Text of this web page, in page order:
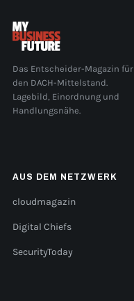
Das Entscheider-Magazin für
den DACH-Mittelstand.
Lagebild, Einordnung und
Handlungsnähe.
AUS DEM NETZWERK
cloudmagazin
Digital Chiefs
SecurityToday